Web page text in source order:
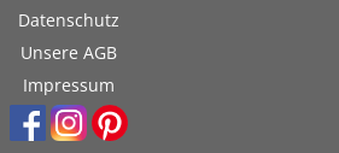
Datenschutz
Unsere AGB
Impressum